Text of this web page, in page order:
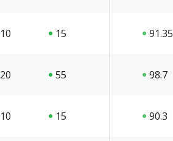
10 15 91.35
20 55 98.7
10 15 90.3